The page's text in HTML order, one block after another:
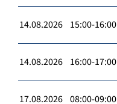
14.08.2026 15:00-16:00
14.08.2026 16:00-17:00
17.08.2026 08:00-09:00